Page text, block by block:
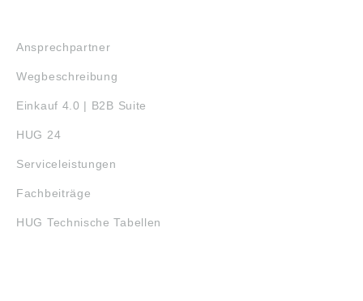
Ansprechpartner
Wegbeschreibung
Einkauf 4.0 | B2B Suite
HUG 24
Serviceleistungen
Fachbeiträge
HUG Technische Tabellen